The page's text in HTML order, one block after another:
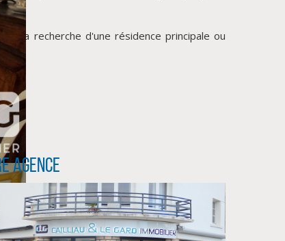
à la recherche d'une résidence principale ou
agence